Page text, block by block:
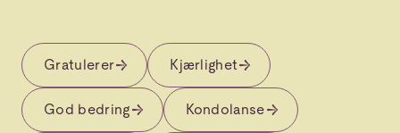
Gratulerer Kjærlighet
God bedring Kondolanse